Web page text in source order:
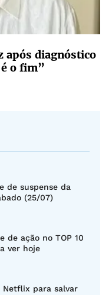
após diagnóstico
o fim”
de suspense da
(25/07)
de ação no TOP 10
ver hoje
para salvar